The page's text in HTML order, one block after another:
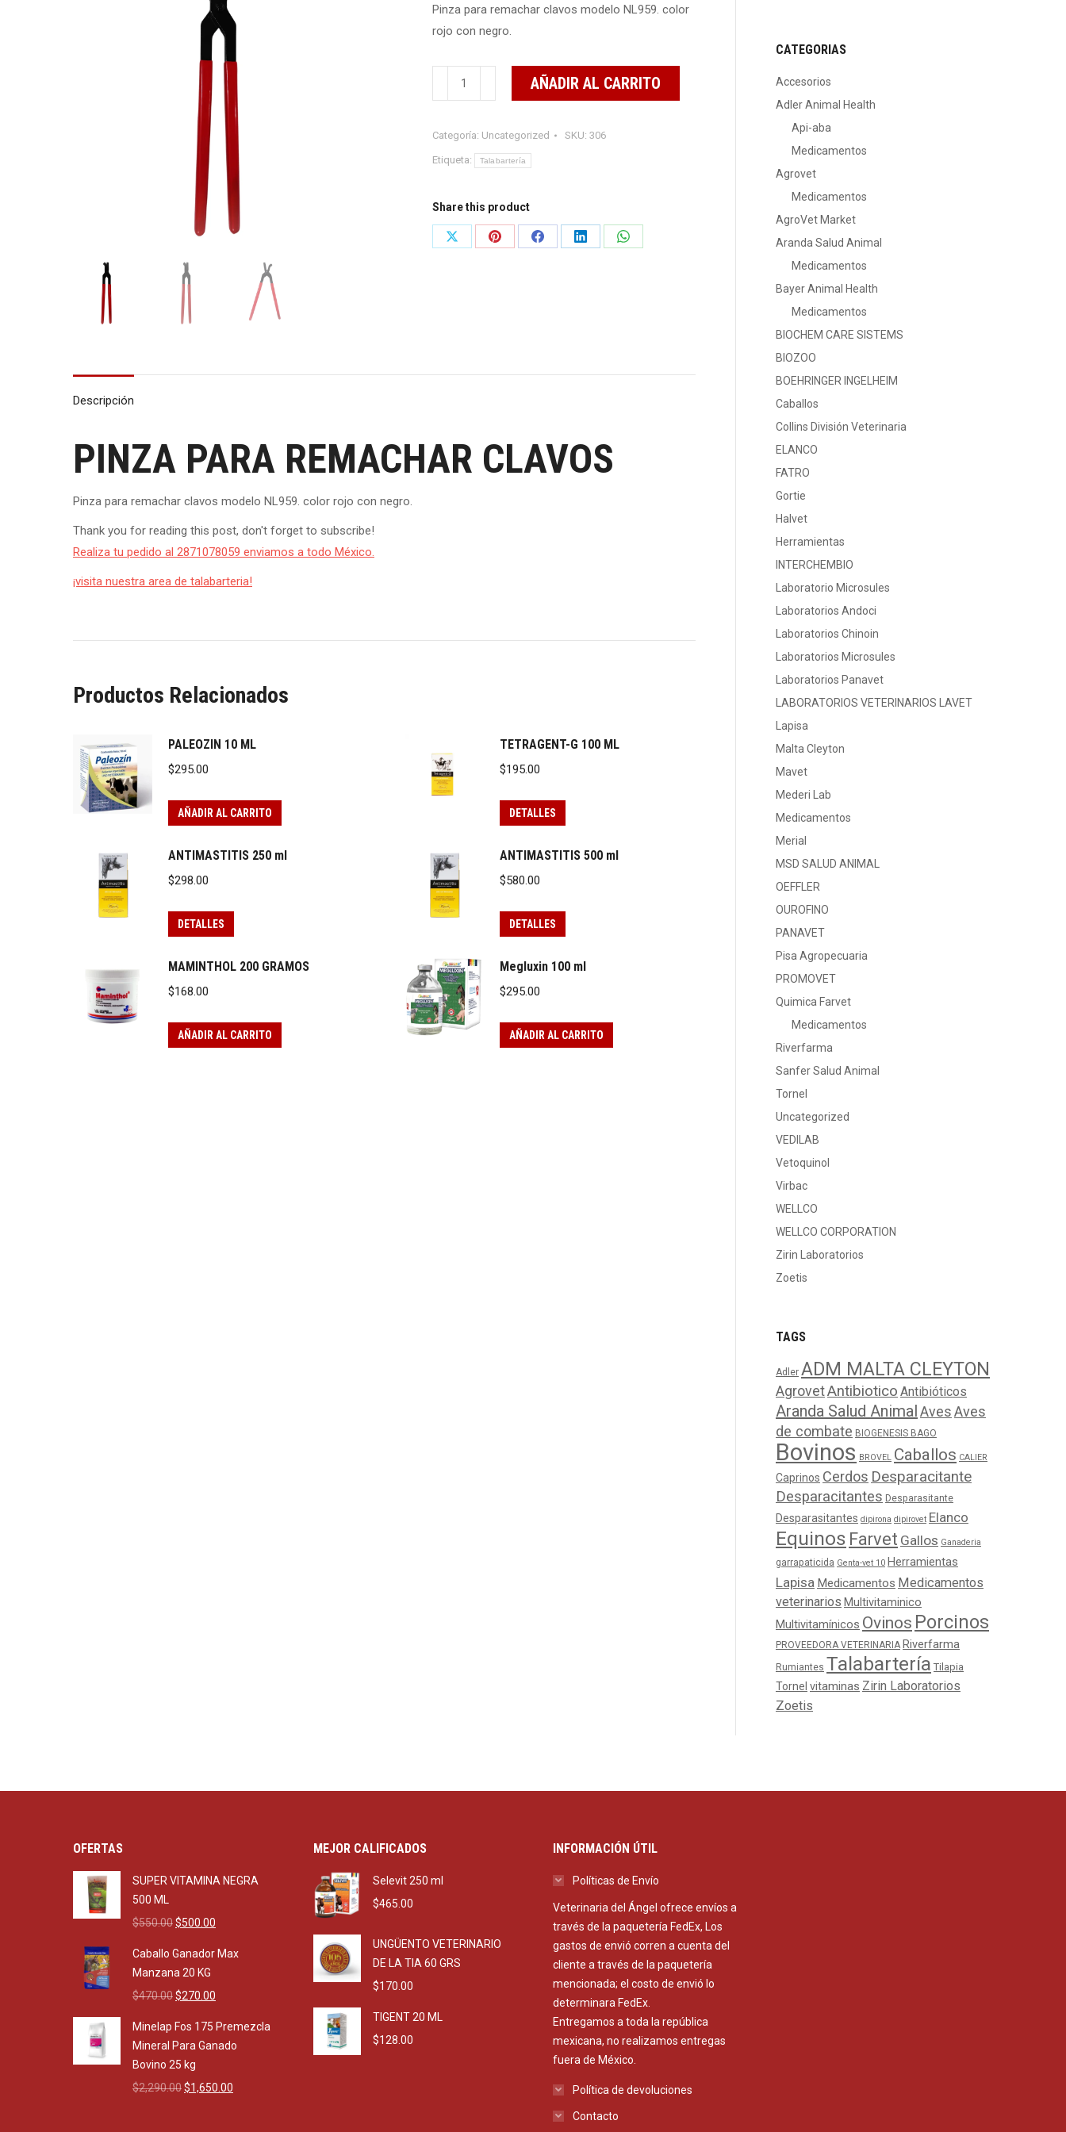
Pinza para remachar clavos modelo NL959. color
rojo con negro.
PINZA
PARA
CLAVOS
cantidad
AÑADIR AL CARRITO
Categoría: Uncategorized SKU: 306
Etiqueta: Talabartería
Share this product
Share
Share
Share
Share
Share
Descripción
PINZA PARA REMACHAR CLAVOS
Pinza para remachar clavos modelo NL959. color rojo con negro.
Thank you for reading this post, don't forget to subscribe!
Realiza tu pedido al 2871078059 enviamos a todo México.
¡visita nuestra area de talabarteria!
Productos Relacionados
PALEOZIN 10 ML
$295.00
AÑADIR AL CARRITO
TETRAGENT-G 100 ML
$195.00
DETALLES
ANTIMASTITIS 250 ml
$298.00
DETALLES
ANTIMASTITIS 500 ml
$580.00
DETALLES
MAMINTHOL 200 GRAMOS
$168.00
AÑADIR AL CARRITO
Megluxin 100 ml
$295.00
AÑADIR AL CARRITO
CATEGORIAS
Accesorios
Adler Animal Health
Api-aba
Medicamentos
Agrovet
Medicamentos
AgroVet Market
Aranda Salud Animal
Medicamentos
Bayer Animal Health
Medicamentos
BIOCHEM CARE SISTEMS
BIOZOO
BOEHRINGER INGELHEIM
Caballos
Collins División Veterinaria
ELANCO
FATRO
Gortie
Halvet
Herramientas
INTERCHEMBIO
Laboratorio Microsules
Laboratorios Andoci
Laboratorios Chinoin
Laboratorios Microsules
Laboratorios Panavet
LABORATORIOS VETERINARIOS LAVET
Lapisa
Malta Cleyton
Mavet
Mederi Lab
Medicamentos
Merial
MSD SALUD ANIMAL
OEFFLER
OUROFINO
PANAVET
Pisa Agropecuaria
PROMOVET
Quimica Farvet
Medicamentos
Riverfarma
Sanfer Salud Animal
Tornel
Uncategorized
VEDILAB
Vetoquinol
Virbac
WELLCO
WELLCO CORPORATION
Zirin Laboratorios
Zoetis
TAGS
Adler ADM MALTA CLEYTON
AgrovetAntibiotico Antibióticos
Aranda Salud AnimalAvesAves
de combate BIOGENESIS BAGO
Bovinos BROVEL Caballos CALIER
Caprinos Cerdos Desparacitante
Desparacitantes Desparasitante
Desparasitantes dipirona dipirovet Elanco
Equinos Farvet Gallos Ganaderia
garrapaticida Genta-vet 10 Herramientas
Lapisa Medicamentos Medicamentos
veterinarios Multivitaminico
Multivitamínicos Ovinos Porcinos
PROVEEDORA VETERINARIA Riverfarma
Rumiantes Talabartería Tilapia
Tornel vitaminas Zirin Laboratorios
Zoetis
OFERTAS
SUPER VITAMINA NEGRA
500 ML
$550.00Original
was:
$550.00.
$500.00
is:
Caballo Ganador Max
Manzana 20 KG
$470.00Original
was:
$470.00.
$270.00
is:
$270.00.
Minelap Fos 175 Premezcla
Mineral Para Ganado
Bovino 25 kg
$2,290.00Original
$1,650.00
MEJOR CALIFICADOS
Selevit 250 ml
$465.00
UNGÜENTO VETERINARIO
DE LA TIA 60 GRS
$170.00
TIGENT 20 ML
$128.00
INFORMACIÓN ÚTIL
Políticas de Envío
Veterinaria del Ángel ofrece envíos a
través de la paquetería FedEx, Los
gastos de envió corren a cuenta del
cliente a través de la paquetería
mencionada; el costo de envió lo
determinara FedEx.
Entregamos a toda la república
mexicana, no realizamos entregas
fuera de México.
Política de devoluciones
Contacto